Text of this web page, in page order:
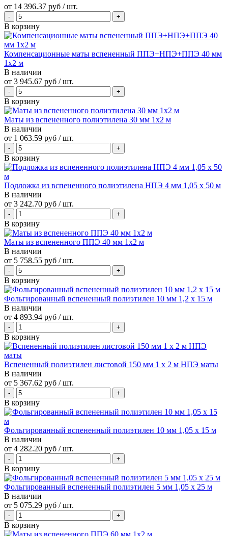
от 14 396.37 руб / шт.
В корзину
Компенсационные маты вспененный ППЭ+НПЭ+ППЭ 40 мм
1x2 м
В наличии
от 3 945.67 руб / шт.
В корзину
Маты из вспененного полиэтилена 30 мм 1x2 м
В наличии
от 1 063.59 руб / шт.
В корзину
Подложка из вспененного полиэтилена НПЭ 4 мм 1,05 х 50 м
В наличии
от 3 242.70 руб / шт.
В корзину
Маты из вспененного ППЭ 40 мм 1x2 м
В наличии
от 5 758.55 руб / шт.
В корзину
Фольгированный вспененный полиэтилен 10 мм 1,2 х 15 м
В наличии
от 4 893.94 руб / шт.
В корзину
Вспененный полиэтилен листовой 150 мм 1 х 2 м НПЭ маты
В наличии
от 5 367.62 руб / шт.
В корзину
Фольгированный вспененный полиэтилен 10 мм 1,05 х 15 м
В наличии
от 4 282.20 руб / шт.
В корзину
Фольгированный вспененный полиэтилен 5 мм 1,05 х 25 м
В наличии
от 5 075.29 руб / шт.
В корзину